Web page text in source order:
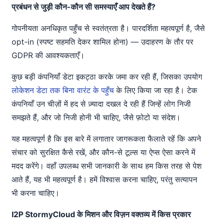
प्रबंधन से जुड़ी कौन-कौन सी समस्याएँ आप देखते हैं?
गोपनीयता अनधिकृत पहुँच से स्वतंत्रता है। पारदर्शिता महत्वपूर्ण है, जैसे
opt-in (स्पष्ट सहमति देकर शामिल होना) — उदाहरण के तौर पर
GDPR की आवश्यकताएँ।
कुछ बड़ी कंपनियाँ डेटा इकट्ठा करके जमा कर रही हैं, जिसका उपयोग
लोकेशन डेटा तक बिना वारंट के पहुँच के लिए किया जा रहा है। टेक
कंपनियाँ उन चीज़ों में हद से ज़्यादा दखल दे रही हैं जिन्हें लोग निजी
समझते हैं, और जो निजी होनी भी चाहिए, जैसे फ़ोटो या संदेश।
यह महत्वपूर्ण है कि इस बारे में लगातार जागरूकता फैलाते रहें कि अपने
संचार को सुरक्षित कैसे रखें, और कौन-से टूल्स या ऐप्स ऐसा करने में
मदद करेंगे। वहाँ उपलब्ध सभी जानकारी के साथ हम किस तरह से पेश
आते हैं, यह भी महत्वपूर्ण है। हमें विश्वास करना चाहिए, परंतु सत्यापन
भी करना चाहिए।
I2P StormyCloud के मिशन और विज़न वक्तव्य में किस प्रकार